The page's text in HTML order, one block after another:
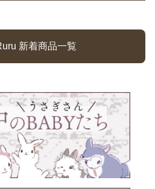
新着商品一覧